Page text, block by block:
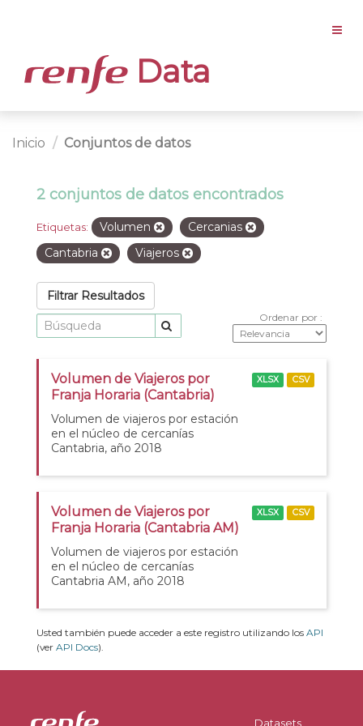
Data
Inicio Conjuntos de datos
2 conjuntos de datos encontrados
Etiquetas: Volumen
Cercanias
Cantabria
Viajeros
Filtrar Resultados
Ordenar por
Volumen de Viajeros por
Franja Horaria (Cantabria)
Volumen de viajeros por estación
en el núcleo de cercanías
Cantabria, año 2018
XLSX CSV
Volumen de Viajeros por
Franja Horaria (Cantabria AM)
Volumen de viajeros por estación
en el núcleo de cercanías
Cantabria AM, año 2018
XLSX CSV
Usted también puede acceder a este registro utilizando los API
(ver API Docs).
Datasets